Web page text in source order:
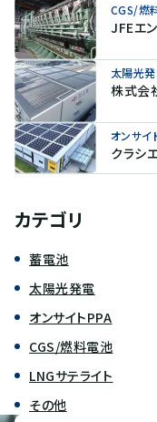
CGS/燃
JFEエ
太陽光
株式会
オンサイ
クラシ
カテゴリ
蓄電池
太陽光発電
オンサイトPPA
CGS/燃料電池
LNGサテライト
その他